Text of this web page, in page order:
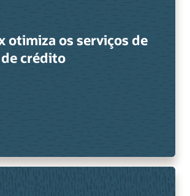
otimiza os serviços de
crédito